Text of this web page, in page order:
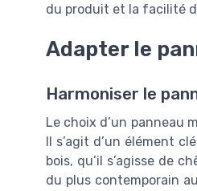
du produit et la facilité
Adapter le
Harmoniser le
Le choix d’un panneau
Il s’agit d’un élément
bois, qu’il s’agisse de
du plus contemporain